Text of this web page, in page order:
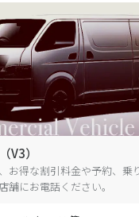
V3）
お得な割引料金や予約、乗
舗にお電話ください。